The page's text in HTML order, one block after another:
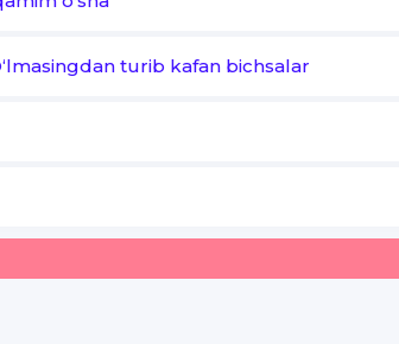
turib kafan bichsalar